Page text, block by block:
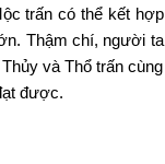
trấn có thể kết hợp
Thậm chí, người ta
và Thổ trấn cùng
được.